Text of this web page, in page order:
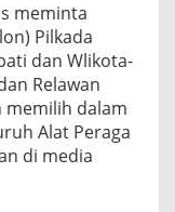
meminta
Pilkada
dan Wlikota-
Relawan
memilih dalam
Alat Peraga
di media